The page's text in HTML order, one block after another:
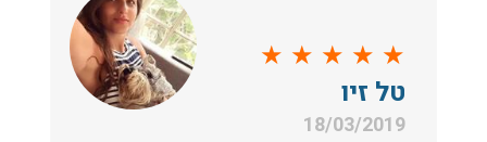
★
★
★
★
★
טל זיו
18/03/2019